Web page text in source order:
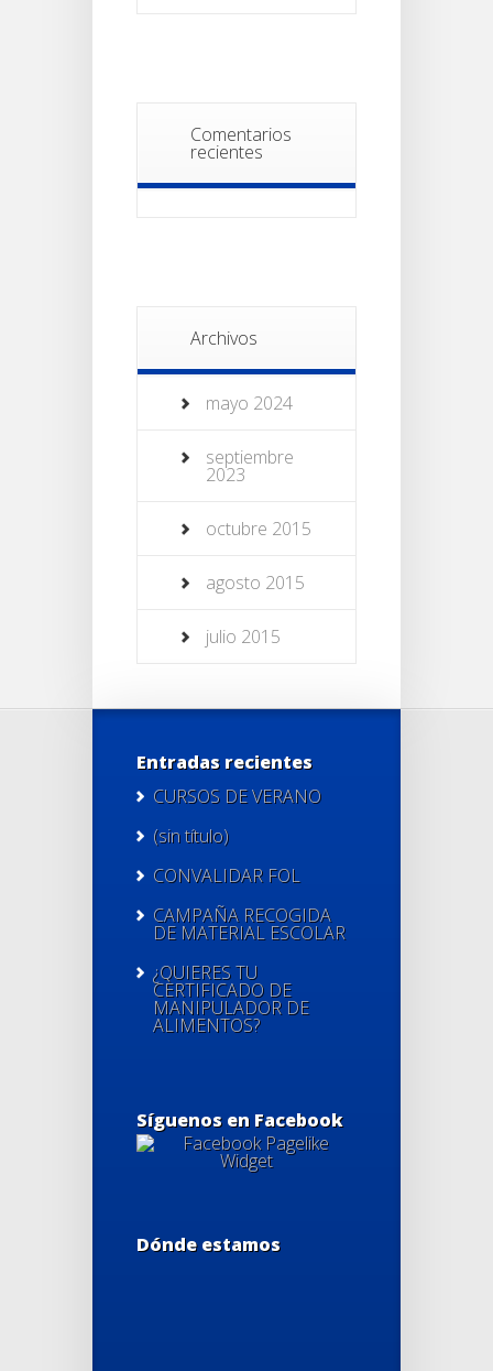
Comentarios
recientes
Archivos
mayo 2024
septiembre
2023
octubre 2015
agosto 2015
julio 2015
Entradas recientes
CURSOS DE VERANO
(sin título)
CONVALIDAR FOL
CAMPAÑA RECOGIDA
DE MATERIAL ESCOLAR
¿QUIERES TU
CERTIFICADO DE
MANIPULADOR DE
ALIMENTOS?
Síguenos en Facebook
Dónde estamos